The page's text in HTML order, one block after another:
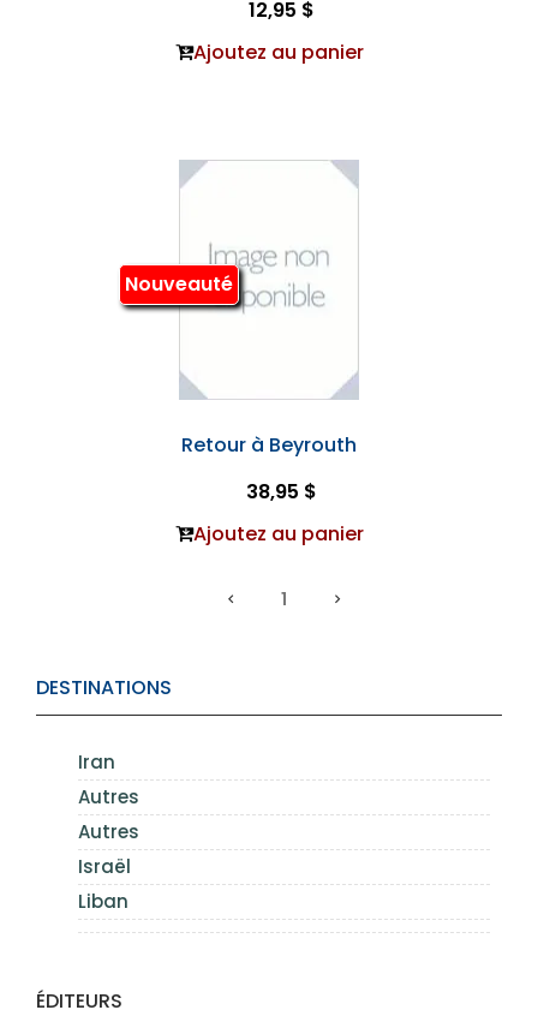
DESTINATIONS
Iran
Autres
Autres
Israël
Liban
ÉDITEURS
12,95 $
Ajoutez au panier
Nouveauté
Retour à Beyrouth
38,95 $
Ajoutez au panier
1